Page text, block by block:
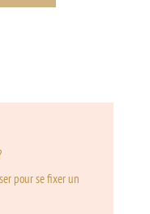
pour se fixer un